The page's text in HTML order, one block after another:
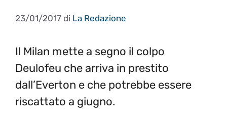
23/01/2017 di La Redazione
Il Milan mette a segno il colpo
Deulofeu che arriva in prestito
dall’Everton e che potrebbe essere
riscattato a giugno.